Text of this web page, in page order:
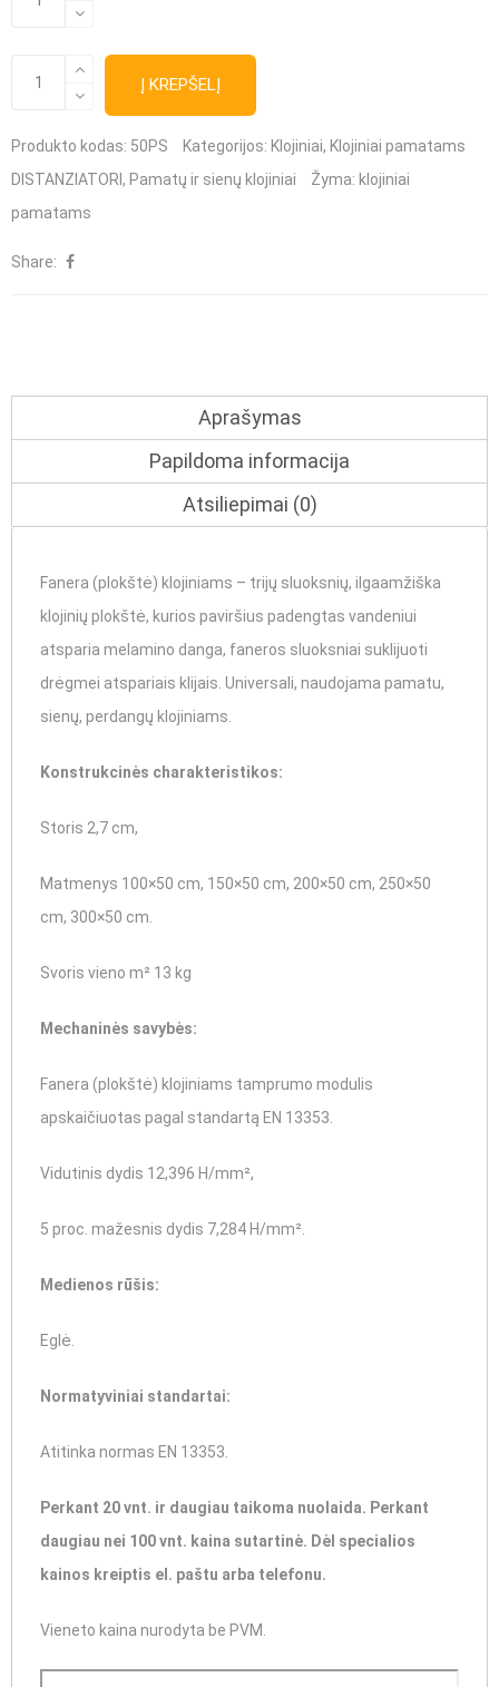
Fanera
(plokštė)
produkto
kiekis:
Fanera
(plokštė)
Į KREPŠELĮ
Produkto kodas: 50PS Kategorijos: Klojiniai, Klojiniai pamatams
DISTANZIATORI , Pamatų ir sienų klojiniai Žyma: klojiniai
pamatams
Share:
Aprašymas
Papildoma informacija
Atsiliepimai (0)
Fanera (plokštė) klojiniams – trijų sluoksnių, ilgaamžiška
klojinių plokštė, kurios paviršius padengtas vandeniui
atsparia melamino danga, faneros sluoksniai suklijuoti
drėgmei atspariais klijais. Universali, naudojama pamatu,
sienų, perdangų klojiniams.
Konstrukcinės charakteristikos:
Storis 2,7 cm,
Matmenys 100×50 cm, 150×50 cm, 200×50 cm, 250×50
cm, 300×50 cm.
Svoris vieno m² 13 kg
Mechaninės savybės:
Fanera (plokštė) klojiniams tamprumo modulis
apskaičiuotas pagal standartą EN 13353.
Vidutinis dydis 12,396 H/mm²,
5 proc. mažesnis dydis 7,284 H/mm².
Medienos rūšis:
Eglė.
Normatyviniai standartai:
Atitinka normas EN 13353.
Perkant 20 vnt. ir daugiau taikoma nuolaida. Perkant
daugiau nei 100 vnt. kaina sutartinė. Dėl specialios
kainos kreiptis el. paštu arba telefonu.
Vieneto kaina nurodyta be PVM.